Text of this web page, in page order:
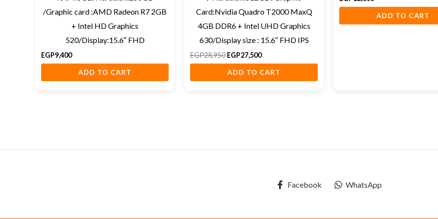
/Graphic card :AMD Radeon R7 2GB
+ Intel HD Graphics
520/Display:15.6″ FHD
EGP9,400
ADD TO CART
Card:Nvidia Quadro T2000 MaxQ
4GB DDR6 + Intel UHD Graphics
630/Display size : 15.6″ FHD IPS
EGP28,950 EGP27,500
ADD TO CART
ADD TO CART
Facebook WhatsApp